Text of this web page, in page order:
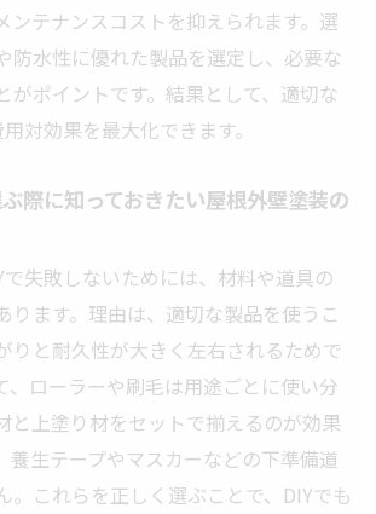
ンテナンスコストを抑えられます。選
防水性に優れた製品を選定し、必要な
がポイントです。結果として、適切な
対効果を最大化できます。
際に知っておきたい屋根外壁塗装の
失敗しないためには、材料や道具の
ります。理由は、適切な製品を使うこ
りと耐久性が大きく左右されるためで
、ローラーや刷毛は用途ごとに使い分
と上塗り材をセットで揃えるのが効果
養生テープやマスカーなどの下準備道
。これらを正しく選ぶことで、DIYでも